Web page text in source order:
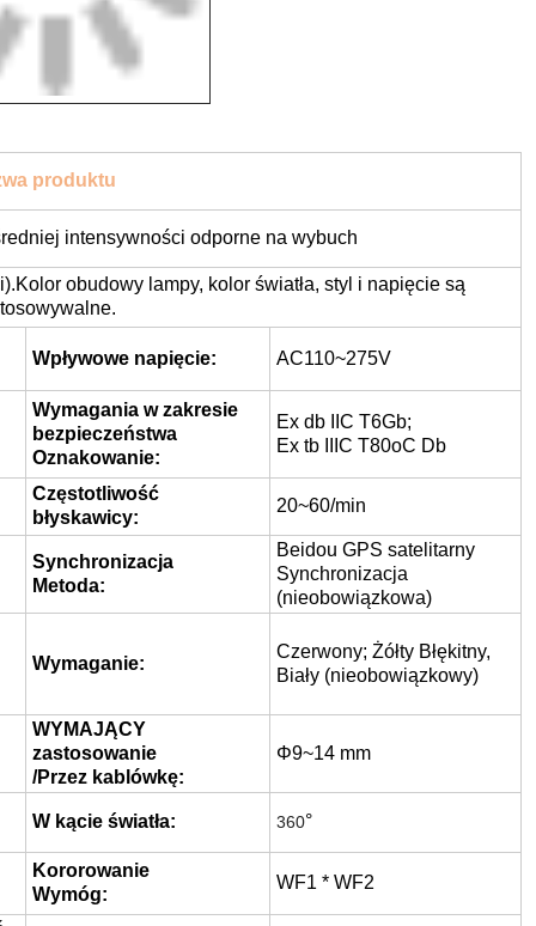
obudowy lampy, kolor światła, styl i napięcie są
Wymagania w zakresie
bezpieczeństwa
Oznakowanie:
Ex db IIC T6Gb;
Częstotliwość
błyskawicy:
Synchronizacja
Beidou GPS satelitarny
Synchronizacja
(nieobowiązkowa)
Czerwony; Żółty Błękitny,
Biały (nieobowiązkowy)
WYMAJĄCY
zastosowanie
/Przez kablówkę:
Kororowanie
Wymóg: